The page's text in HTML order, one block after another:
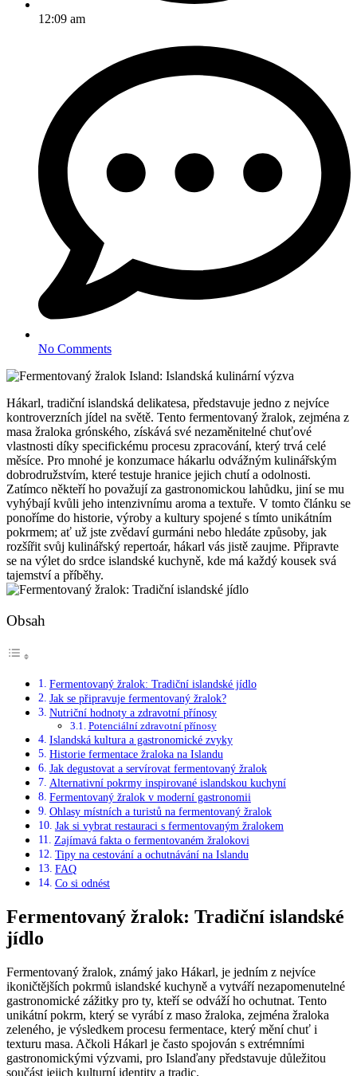
12:09 am
No Comments
Hákarl, tradiční islandská delikatesa, představuje jedno z nejvíce
kontroverzních jídel na světě. Tento fermentovaný žralok, zejména z
masa žraloka grónského, získává své nezaměnitelné chuťové
vlastnosti díky specifickému procesu zpracování, který trvá celé
měsíce. Pro mnohé je konzumace hákarlu odvážným kulinářským
dobrodružstvím, které testuje hranice jejich chutí a odolnosti.
Zatímco někteří ho považují za gastronomickou lahůdku, jiní se mu
vyhýbají kvůli jeho intenzivnímu aroma a textuře. V tomto článku se
ponoříme do historie, výroby a kultury spojené s tímto unikátním
pokrmem; ať už jste zvědaví gurmáni nebo hledáte způsoby, jak
rozšířit svůj kulinářský repertoár, hákarl vás jistě zaujme. Připravte
se na výlet do srdce islandské kuchyně, kde má každý kousek svá
tajemství a příběhy.
Obsah
Fermentovaný žralok: Tradiční islandské jídlo
Jak se připravuje fermentovaný žralok?
Nutriční hodnoty a zdravotní přínosy
Potenciální zdravotní přínosy
Islandská kultura a gastronomické zvyky
Historie fermentace žraloka na Islandu
Jak degustovat a servírovat fermentovaný žralok
Alternativní pokrmy inspirované islandskou kuchyní
Fermentovaný žralok v moderní gastronomii
Ohlasy místních a turistů na fermentovaný žralok
Jak si vybrat restauraci s fermentovaným žralokem
Zajímavá fakta o fermentovaném žralokovi
Tipy na cestování a ochutnávání na Islandu
FAQ
Co si odnést
Fermentovaný žralok: Tradiční islandské
jídlo
Fermentovaný žralok, známý jako Hákarl, je jedním z nejvíce
ikoničtějších pokrmů islandské kuchyně a vytváří nezapomenutelné
gastronomické zážitky pro ty, kteří se odváží ho ochutnat. Tento
unikátní pokrm, který se vyrábí z maso žraloka, zejména žraloka
zeleného, je výsledkem procesu fermentace, který mění chuť i
texturu masa. Ačkoli Hákarl je často spojován s extrémními
gastronomickými výzvami, pro Islanďany představuje důležitou
součást jejich kulturní identity a tradic.